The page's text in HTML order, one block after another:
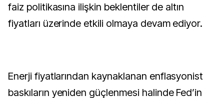
faiz politikasına ilişkin beklentiler de altın
fiyatları üzerinde etkili olmaya devam ediyor.
Enerji fiyatlarından kaynaklanan enflasyonist
baskıların yeniden güçlenmesi halinde Fed’in